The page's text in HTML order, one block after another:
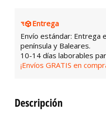
Entrega
Envío estándar: Entrega
península y Baleares.
10-14 días laborables
¡Envíos GRATIS en
Descripción